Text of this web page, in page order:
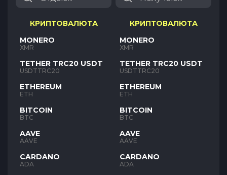
КРИПТОВАЛЮТА
MONERO
XMR
TETHER TRC20 USDT
USDTTRC20
ETHEREUM
ETH
BITCOIN
BTC
AAVE
AAVE
CARDANO
ADA
КРИПТОВАЛЮТА
MONERO
XMR
TETHER TRC20 USDT
USDTTRC20
ETHEREUM
ETH
BITCOIN
BTC
AAVE
AAVE
CARDANO
ADA